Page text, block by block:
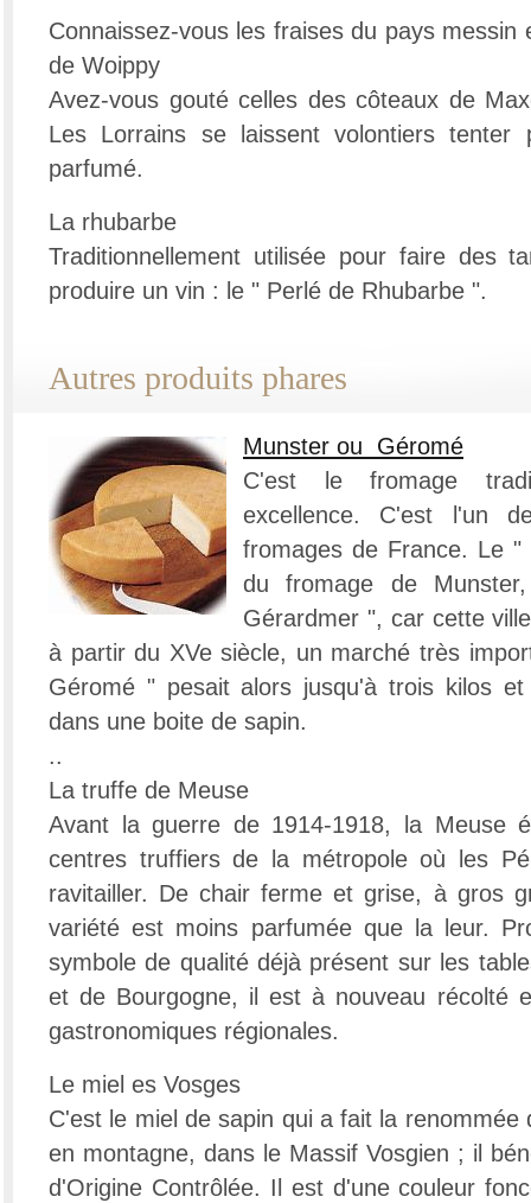
Connaissez-vous les fraises du pays messin
de Woippy
Avez-vous gouté celles des côteaux de
Les Lorrains se laissent volontiers
parfumé.
La rhubarbe
Traditionnellement utilisée pour faire des
produire un vin : le " Perlé de Rhubarbe ".
Autres produits phares
Munster ou Géromé
C'est le fromage
excellence. C'est l'un
fromages de France. Le
du fromage de
Gérardmer ", car cette
à partir du XVe siècle, un marché très
Géromé " pesait alors jusqu'à trois kilos
dans une boite de sapin.
..
La truffe de Meuse
Avant la guerre de 1914-1918, la Meuse
centres truffiers de la métropole où les
ravitailler. De chair ferme et grise, à gros
variété est moins parfumée que la leur.
symbole de qualité déjà présent sur les
et de Bourgogne, il est à nouveau récolté
gastronomiques régionales.
Le miel es Vosges
C'est le miel de sapin qui a fait la renommée
en montagne, dans le Massif Vosgien ; il
d'Origine Contrôlée. Il est d'une couleur